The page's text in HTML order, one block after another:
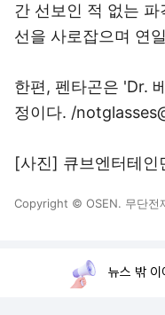
간 선보인 적 없는
선을 사로잡으며 연
한편, 펜타곤은 'Dr.
정이다. /
[사진] 큐브엔터테인
Copyright © OSEN. 무단전
뉴스 밖 이